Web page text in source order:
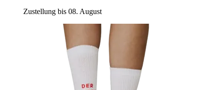
Zustellung bis 08. August